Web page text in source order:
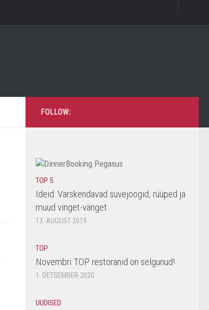
FOLLOW:
TOP 5
Ideid: Värskendavad suvejoogid, rüüped ja
muud vinget-vänget
13. AUGUST 2019
TOP
Novembri TOP restoranid on selgunud!
1. DETSEMBER 2020
UUDISED